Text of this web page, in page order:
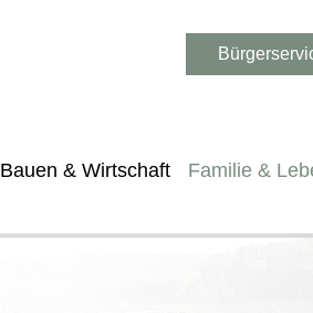
Bauen & Wirtschaft Familie &